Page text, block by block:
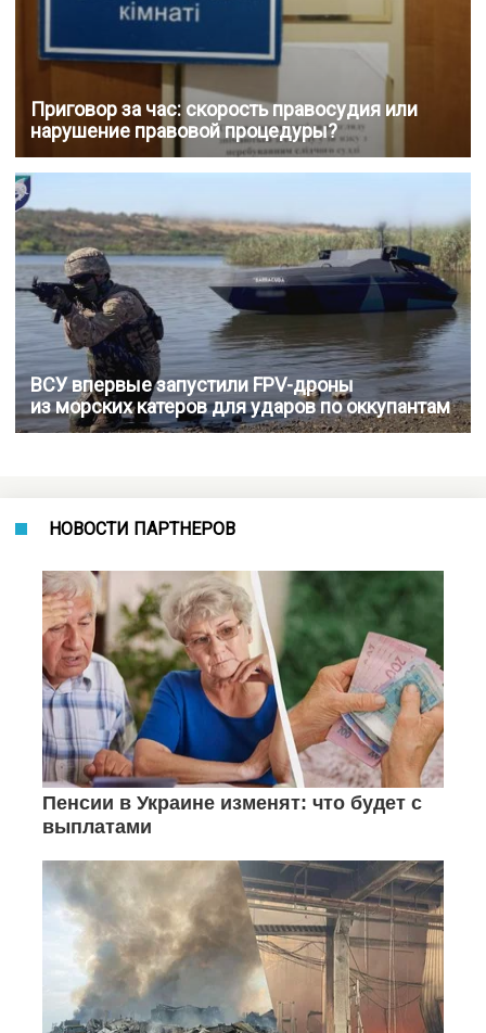
Приговор за час: скорость правосудия или
нарушение правовой процедуры?
ВСУ впервые запустили FPV-дроны
из морских катеров для ударов по оккупантам
НОВОСТИ ПАРТНЕРОВ